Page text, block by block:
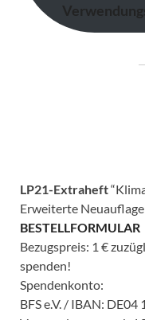
LP21-Extraheft
Erweiterte Neuauflage
BESTELLFORMULAR
Bezugspreis: 1 €
spenden!
Spendenkonto:
BFS e.V. / IBAN: